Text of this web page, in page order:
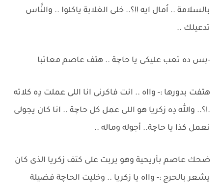
بالسلامة .. اُمال ايه !!؟.. خلى الغلابة ياكلوا .. والنَّاس
تدعيلك ..
-بس ده تعب عليكى يا حاچة .. هتف عاصم معاتبا
هتفت بدورها :- وااه .. انت فاكرنى انا اللى عملت دِه كلاته
.!؟.. والله دِه زكريا هو اللى عمل كل حاچة .. انا كان يجولى
نعمل كذا يا حاچة.. أجوله وماله ..
ضحك عاصم بأريحية وهو يربت على كتف زكريا الذى كان
يشعر بالحرج :- وااه يا زكريا .. وخليت الحاچة فضيلة